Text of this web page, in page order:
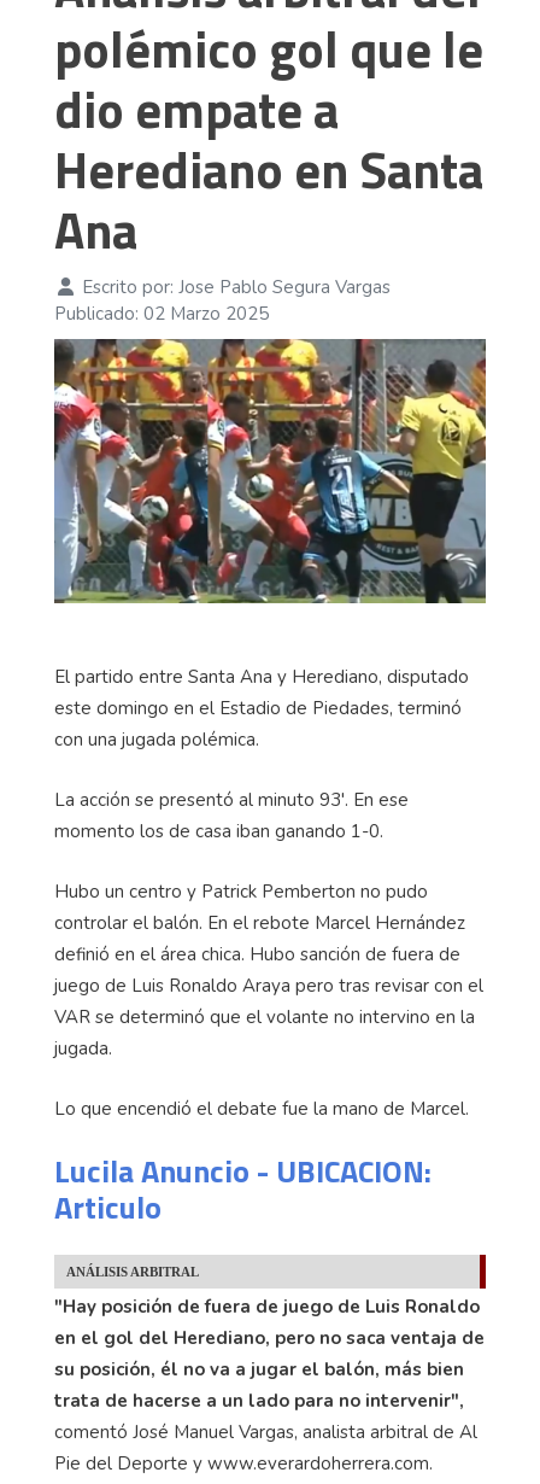
polémico gol que le
dio empate a
Herediano en Santa
Ana
Escrito por: Jose Pablo Segura Vargas
Publicado: 02 Marzo 2025
El partido entre Santa Ana y Herediano, disputado
este domingo en el Estadio de Piedades, terminó
con una jugada polémica.
La acción se presentó al minuto 93'. En ese
momento los de casa iban ganando 1-0.
Hubo un centro y Patrick Pemberton no pudo
controlar el balón. En el rebote Marcel Hernández
definió en el área chica. Hubo sanción de fuera de
juego de Luis Ronaldo Araya pero tras revisar con el
VAR se determinó que el volante no intervino en la
jugada.
Lo que encendió el debate fue la mano de Marcel.
Lucila Anuncio - UBICACION:
Articulo
ANÁLISIS ARBITRAL
"Hay posición de fuera de juego de Luis Ronaldo
en el gol del Herediano, pero no saca ventaja de
su posición, él no va a jugar el balón, más bien
trata de hacerse a un lado para no intervenir",
comentó José Manuel Vargas, analista arbitral de Al
Pie del Deporte y www.everardoherrera.com.